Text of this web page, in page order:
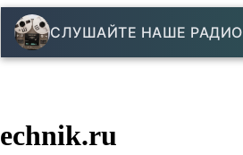
СЛУШАЙТЕ НАШЕ РАДИО